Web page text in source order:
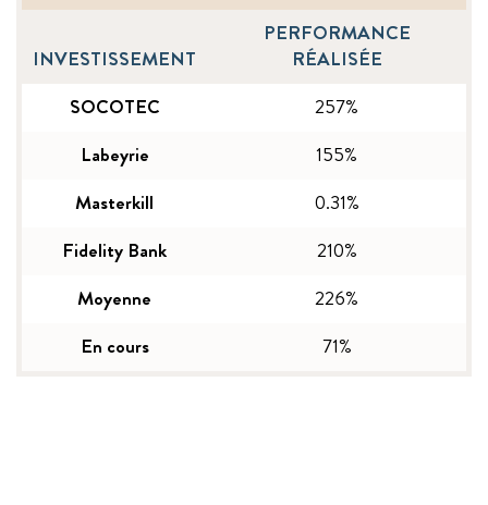
INVESTISSEMENT
PERFORMANCE
RÉALISÉE
SOCOTEC
257%
Labeyrie
155%
Masterkill
0.31%
Fidelity Bank
210%
Moyenne
226%
En cours
71%